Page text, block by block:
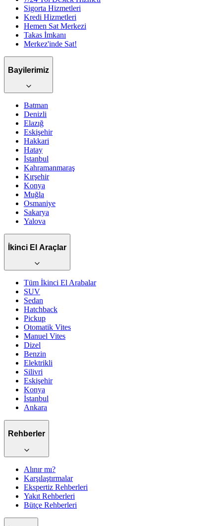
Sigorta Hizmetleri
Kredi Hizmetleri
Hemen Sat Merkezi
Takas İmkanı
Merkez'inde Sat!
Bayilerimiz
Batman
Denizli
Elazığ
Eskişehir
Hakkari
Hatay
İstanbul
Kahramanmaraş
Kırşehir
Konya
Muğla
Osmaniye
Sakarya
Yalova
İkinci El Araçlar
Tüm İkinci El Arabalar
SUV
Sedan
Hatchback
Pickup
Otomatik Vites
Manuel Vites
Dizel
Benzin
Elektrikli
Silivri
Eskişehir
Konya
İstanbul
Ankara
Rehberler
Alınır mı?
Karşılaştırmalar
Ekspertiz Rehberleri
Yakıt Rehberleri
Bütçe Rehberleri